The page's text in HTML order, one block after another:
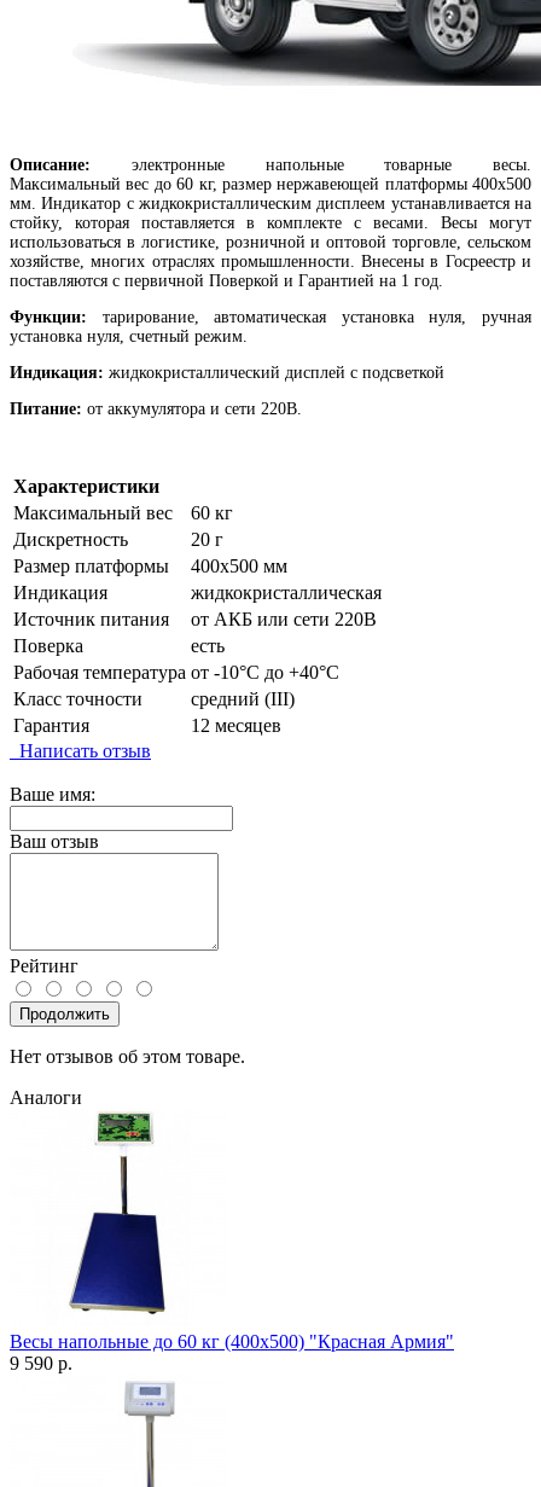
Описание:
электронные напольные товарные весы.
Максимальный вес до 60 кг, размер нержавеющей платформы 400х500
мм. Индикатор с жидкокристаллическим дисплеем устанавливается на
стойку, которая поставляется в комплекте с весами. Весы могут
использоваться в логистике, розничной и оптовой торговле, сельском
хозяйстве, многих отраслях промышленности. Внесены в Госреестр и
поставляются с первичной Поверкой и Гарантией на 1 год.
Функции:
тарирование, автоматическая установка нуля, ручная
установка нуля, счетный режим.
Индикация: жидкокристаллический дисплей с подсветкой
Питание: от аккумулятора и сети 220В.
Характеристики
Максимальный вес
60 кг
Дискретность
20 г
Размер платформы
400х500 мм
Индикация
жидкокристаллическая
Источник питания
от АКБ или сети 220В
Поверка
есть
Рабочая температура от -10°C до +40°C
Класс точности
средний (III)
Гарантия
12 месяцев
Написать отзыв
Ваше имя:
Ваш отзыв
Рейтинг
Продолжить
Нет отзывов об этом товаре.
Аналоги
Весы напольные до 60 кг (400х500) "Красная Армия"
9 590 р.